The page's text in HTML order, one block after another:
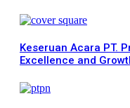
Keseruan Acara PT.
Excellence and